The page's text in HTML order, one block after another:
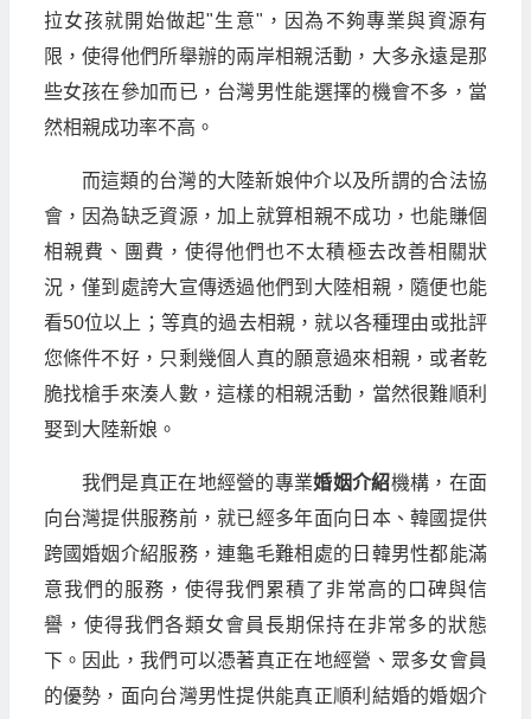
拉女孩就開始做起"生意"，因為不夠專業與資源有
限，使得他們所舉辦的兩岸相親活動，大多永遠是那
些女孩在參加而已，台灣男性能選擇的機會不多，當
然相親成功率不高。
而這類的台灣的大陸新娘仲介以及所謂的合法協
會，因為缺乏資源，加上就算相親不成功，也能賺個
相親費、團費，使得他們也不太積極去改善相關狀
況，僅到處誇大宣傳透過他們到大陸相親，隨便也能
看50位以上；等真的過去相親，就以各種理由或批評
您條件不好，只剩幾個人真的願意過來相親，或者乾
脆找槍手來湊人數，這樣的相親活動，當然很難順利
娶到大陸新娘。
我們是真正在地經營的專業婚姻介紹機構，在面
向台灣提供服務前，就已經多年面向日本、韓國提供
跨國婚姻介紹服務，連龜毛難相處的日韓男性都能滿
意我們的服務，使得我們累積了非常高的口碑與信
譽，使得我們各類女會員長期保持在非常多的狀態
下。因此，我們可以憑著真正在地經營、眾多女會員
的優勢，面向台灣男性提供能真正順利結婚的婚姻介